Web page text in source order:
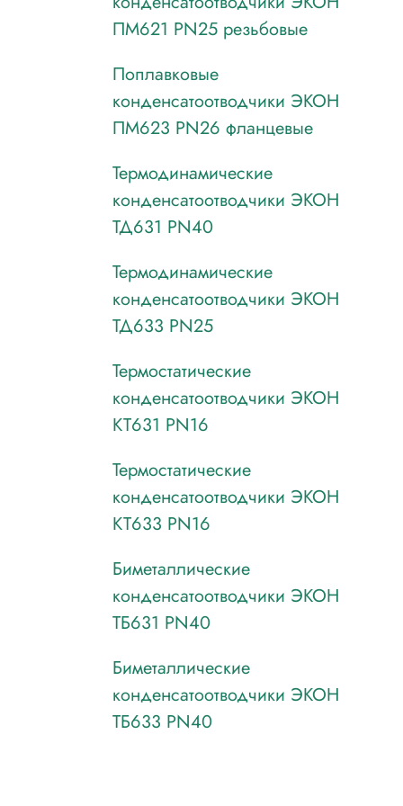
ПМ621 PN25 резьбовые
Поплавковые
конденсатоотводчики ЭКОН
ПМ623 PN26 фланцевые
Термодинамические
конденсатоотводчики ЭКОН
ТД631 PN40
Термодинамические
конденсатоотводчики ЭКОН
ТД633 PN25
Термостатические
конденсатоотводчики ЭКОН
КТ631 PN16
Термостатические
конденсатоотводчики ЭКОН
КТ633 PN16
Биметаллические
конденсатоотводчики ЭКОН
ТБ631 PN40
Биметаллические
конденсатоотводчики ЭКОН
ТБ633 PN40